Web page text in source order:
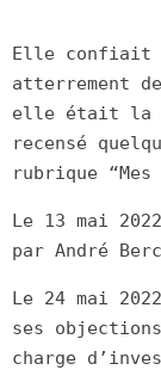
Elle confiait
atterrement
elle était la
recensé
rubrique
Le 13 mai
par André
Le 24 mai
ses
charge